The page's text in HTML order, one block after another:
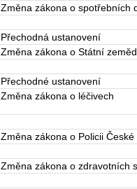
Změna zákona o spotřebních
Přechodná ustanovení
Změna zákona o Státní
Přechodné ustanovení
Změna zákona o léčivech
Změna zákona o Policii České
Změna zákona o zdravotních